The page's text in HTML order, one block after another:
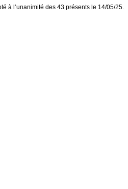
à l’unanimité des 43 présents le 14/05/25.